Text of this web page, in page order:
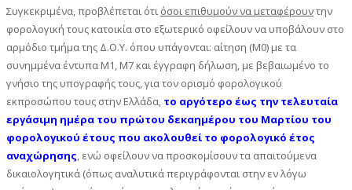
Συγκεκριμένα, προβλέπεται ότι όσοι επιθυμούν να μεταφέρουντην
φορολογική τους κατοικία στο εξωτερικό οφείλουν να υποβάλουν στο
αρμόδιο τμήμα της Δ.Ο.Υ. όπου υπάγονται: αίτηση (Μ0) με τα
συνημμένα έντυπα Μ1, Μ7 και έγγραφη δήλωση, με βεβαιωμένο το
γνήσιο της υπογραφής τους, για τον ορισμό φορολογικού
εκπροσώπου τους στην Ελλάδα, το αργότερο έως την τελευταία
εργάσιμη ημέρα του πρώτου δεκαημέρου του Μαρτίου του
φορολογικού έτους που ακολουθεί το φορολογικό έτος
αναχώρησης, ενώ οφείλουν να προσκομίσουν τα απαιτούμενα
δικαιολογητικά (όπως αναλυτικά περιγράφονται στην εν λόγω